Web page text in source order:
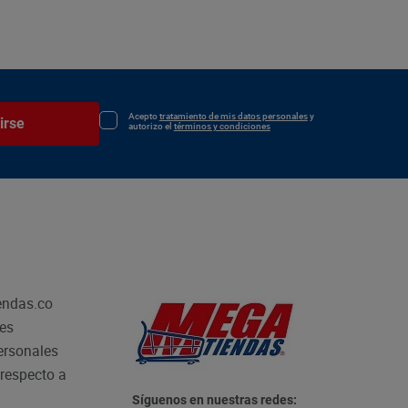
Aceptotratamiento de mis datos personalesy
autorizo el términos y condiciones
a
Síguenos en nuestras redes: